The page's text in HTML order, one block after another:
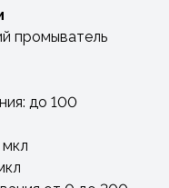
промыватель
до 100